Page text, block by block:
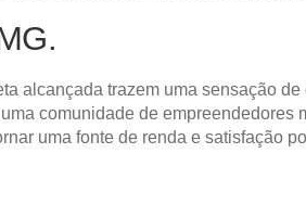
alcançada trazem uma sensação
comunidade de empreendedores
uma fonte de renda e satisfação